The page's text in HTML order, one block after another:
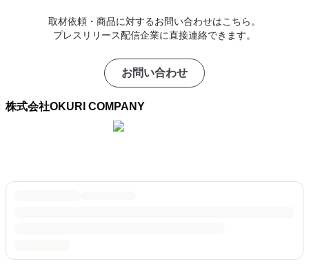
取材依頼・商品に対するお問い合わせはこちら。
プレスリリース配信企業に直接連絡できます。
お問い合わせ
株式会社OKURI COMPANY